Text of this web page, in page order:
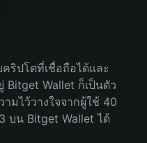
ริปโตที่เชื่อถือได้และ
Bitget Wallet ก็เป็นตัว
มไว้วางใจจากผู้ใช้ 40
บน Bitget Wallet ได้